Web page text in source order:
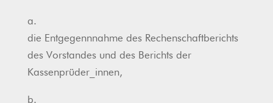
a.
die Entgegennnahme des Rechenschaftberichts
des Vorstandes und des Berichts der
Kassenprüder_innen,
b.